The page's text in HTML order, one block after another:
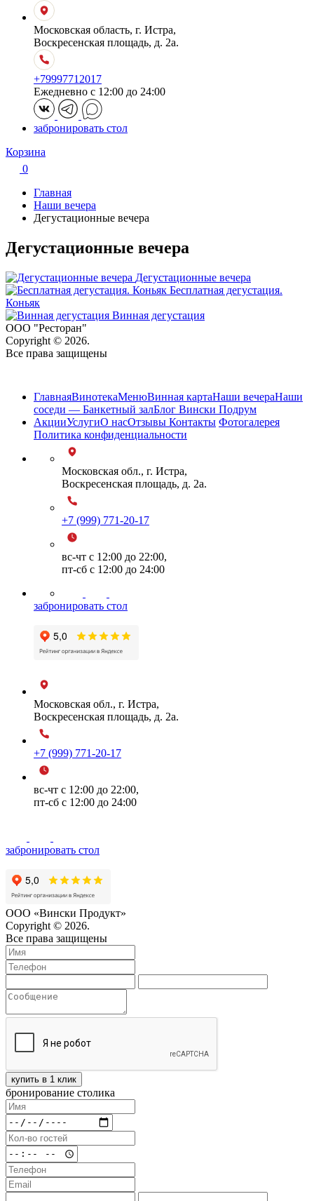
Московская область, г. Истра,
Воскресенская площадь, д. 2а.
+79997712017
Ежедневно с 12:00 до 24:00
забронировать стол
Корзина
0
Главная
Наши вечера
Дегустационные вечера
Дегустационные вечера
Дегустационные вечера
Бесплатная дегустация.
Коньяк
Винная дегустация
ООО "Ресторан"
Copyright © 2026.
Все права защищены
ГлавнаяВинотекаМенюВинная картаНаши вечераНаши
соседи — Банкетный залБлог Вински Подрум
АкцииУслугиО насОтзывы Контакты Фотогалерея
Политика конфиденциальности
Московская обл., г. Истра,
Воскресенская площадь, д. 2а.
+7 (999) 771-20-17
вс-чт с 12:00 до 22:00,
пт-сб с 12:00 до 24:00
забронировать стол
Московская обл., г. Истра,
Воскресенская площадь, д. 2а.
+7 (999) 771-20-17
вс-чт с 12:00 до 22:00,
пт-сб с 12:00 до 24:00
забронировать стол
ООО «Вински Продукт»
Copyright © 2026.
Все права защищены
купить в 1 клик
бронирование столика